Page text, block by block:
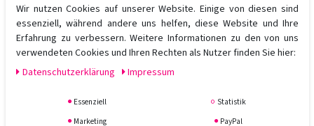
300 Milliliter | 54,33 € / Liter
In den Warenkorb
*inkl. ges. MwSt.zzgl.Versandkosten
Sebastian Professional Shaper Zero Gravity
Wir nutzen Cookies auf unserer Website. Einige von diesen sind
essenziell, während andere uns helfen, diese Website und Ihre
Erfahrung zu verbessern. Weitere Informationen zu den von uns
verwendeten Cookies und Ihren Rechten als Nutzer finden Sie hier:
Daten­schutz­erklärung
Impressum
Essenziell
Statistik
Marketing
PayPal